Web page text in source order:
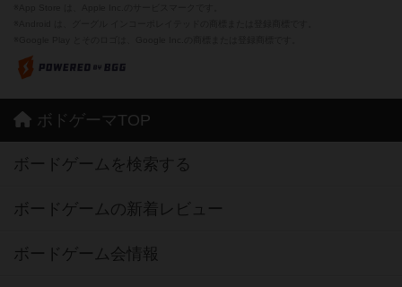
ボドゲーマTOP
ボードゲームを検索する
ボードゲームの新着レビュー
ボードゲーム会情報